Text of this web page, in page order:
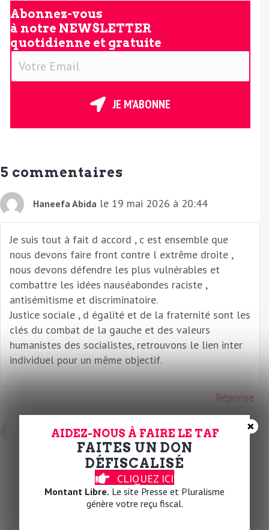
Abonnez-vous
à notre NEWSLETTER
quotidienne et gratuite
V
E
l
JE M'ABONNE
5 commentaires
Haneefa Abida le 19 mai 2026 à 20:44
Je suis tout à fait d accord , c est ensemble que
nous devons faire front contre l extrême droite ,
nous devons défendre les plus vulnérables et
combattre les idées nauséabondes raciste ,
antisémitisme et discriminatoire.
Justice sociale , d égalité et de la fraternité sont les
clés du combat de la gauche et des valeurs
humanistes des socialistes, retrouvons le lien inter
individuel pour un même objectif.
Réponse
Lionel Mutzenberg le 20 mai 2026 à 09:47
Très beau discours, un vrai discours de socialiste, le
problème c’est quand il faut passer aux actes; le PS
a aujourd’hui une longue histoire récente, depuis
1981, et les beaux discours se sont toujours traduit
AIDEZ-NOUS À FAIRE LE TAF
FAITES UN DON
DÉFISCALISÉ
CLIQUEZ ICI
Montant Libre. Le site Presse et Pluralisme
génère votre reçu fiscal.
×